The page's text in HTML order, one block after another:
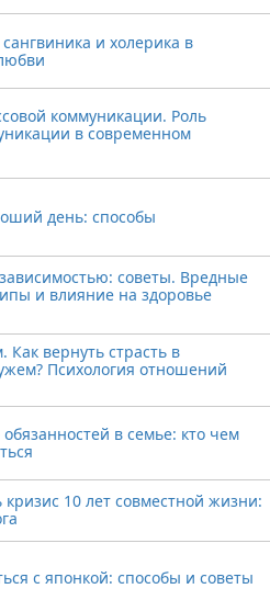
и холерика в
коммуникации. Роль
в современном
день: способы
советы. Вредные
и влияние на здоровье
Как вернуть страсть в
Психология отношений
в семье: кто чем
кризис 10 лет совместной жизни:
с японкой: способы и советы